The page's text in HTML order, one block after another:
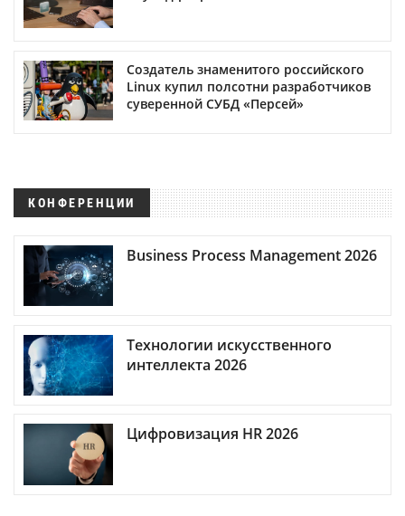
Создатель знаменитого российского
Linux купил полсотни разработчиков
суверенной СУБД «Персей»
КОНФЕРЕНЦИИ
Business Process Management 2026
Технологии искусственного
интеллекта 2026
Цифровизация HR 2026